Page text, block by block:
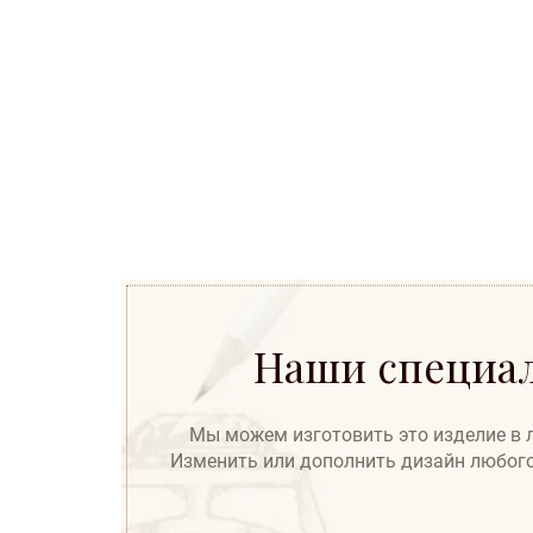
Наши
Мы можем изготовить это изделие в
Изменить или дополнить дизайн